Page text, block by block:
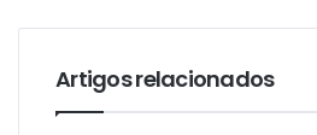
Artigos relacionados